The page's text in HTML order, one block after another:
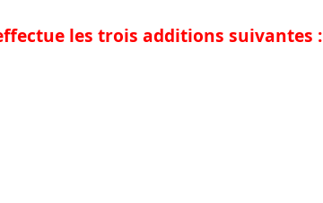
les trois additions suivantes :